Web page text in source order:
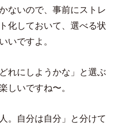
ないので、事前にストレ
化しておいて、選べる状
いですよ。
れにしようかな」と選ぶ
しいですね〜。
。自分は自分」と分けて